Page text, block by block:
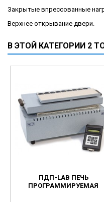
Закрытые впрессованные
Верхнее открывание двери.
В ЭТОЙ КАТЕГОРИИ 2
ПДП-LAB ПЕЧЬ
ПРОГРАММИРУЕМАЯ